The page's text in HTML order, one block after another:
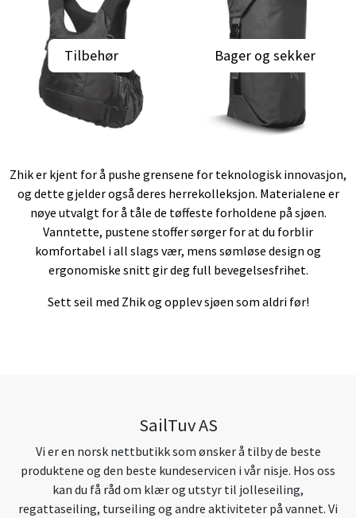
Tilbehør Bager og sekker
Zhik er kjent for å pushe grensene for teknologisk innovasjon,
og dette gjelder også deres herrekolleksjon. Materialene er
nøye utvalgt for å tåle de tøffeste forholdene på sjøen.
Vanntette, pustene stoffer sørger for at du forblir
komfortabel i all slags vær, mens sømløse design og
ergonomiske snitt gir deg full bevegelsesfrihet.
Sett seil med Zhik og opplev sjøen som aldri før!
SailTuv AS
Vi er en norsk nettbutikk som ønsker å tilby de beste
produktene og den beste kundeservicen i vår nisje. Hos oss
kan du få råd om klær og utstyr til jolleseiling,
regattaseiling, turseiling og andre aktiviteter på vannet. Vi